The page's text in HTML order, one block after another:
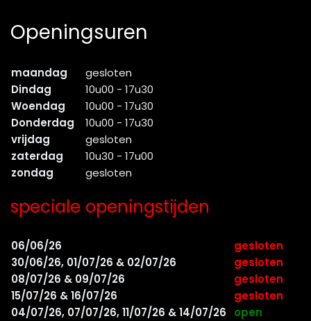
Openingsuren
maandag
gesloten
Dindag
10u00 - 17u30
Woendag
10u00 - 17u30
Donderdag
10u00 - 17u30
vrijdag
gesloten
zaterdag
10u30 - 17u00
zondag
gesloten
speciale openingstijden
06/06/26
gesloten
30/06/26, 01/07/26 & 02/07/26
gesloten
08/07/26 & 09/07/26
gesloten
15/07/26 & 16/07/26
gesloten
04/07/26, 07/07/26, 11/07/26 & 14/07/26
open